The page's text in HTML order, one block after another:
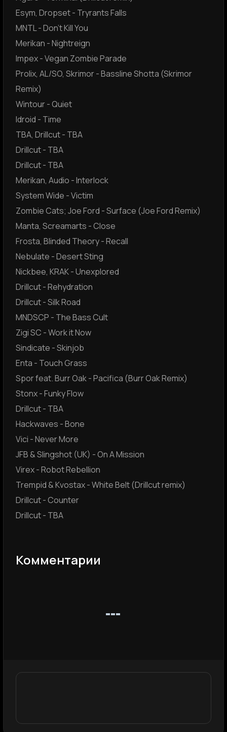
Esym, Dropset - Tryrants Falls
MNTL - Don't Kill You
Merikan - Nightreign
Impex - Vegan Zombie Parade
Prolix, AL/SO, Skrimor - Bassline Shotta (Skrimor
Remix)
Wintour - Quiet
Idroid - Time
TBA, Drillcut - TBA
Drillcut - TBA
Drillcut - TBA
Merikan, Audio - Interlock
System Wide - Victim
Zombie Cats; Joe Ford - Surface (Joe Ford Remix)
Manta, Screamarts - Close
Frosta, Blinded Theory - Recall
Nebulate - Desert Sting
Nickbee, KRAK - Unexplored
Drillcut - Rehydration
Drillcut - Silk Road
MNDSCP - The Bass Cult
Zigi SC - Work it Now
Sindicate - Skinjob
Enta - Touch Grass
Spor feat. Burr Oak - Pacifica (Burr Oak Remix)
Stonx - Funky Flow
Drillcut - TBA
Hackwaves - Bone
Vici - Never More
JFB & Slingshot (UK) - On A Mission
Virex - Robot Rebellion
Trempid & Kvostax - White Belt (Drillcut remix)
Drillcut - Counter
Drillcut - TBA
Комментарии